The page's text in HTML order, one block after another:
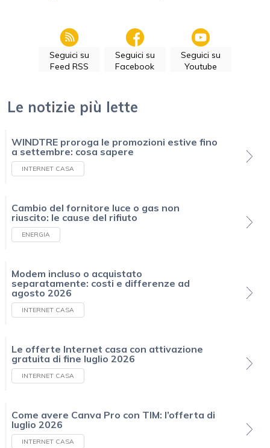
Seguici su
Feed RSS
Seguici su
Facebook
Seguici su
Youtube
Le notizie più lette
WINDTRE proroga le promozioni estive fino
a settembre: cosa sapere
INTERNET CASA
Cambio del fornitore luce o gas non
riuscito: le cause del rifiuto
ENERGIA
Modem incluso o acquistato
separatamente: costi e differenze ad
agosto 2026
INTERNET CASA
Le offerte Internet casa con attivazione
gratuita di fine luglio 2026
INTERNET CASA
Come avere Canva Pro con TIM: l’offerta di
luglio 2026
INTERNET CASA